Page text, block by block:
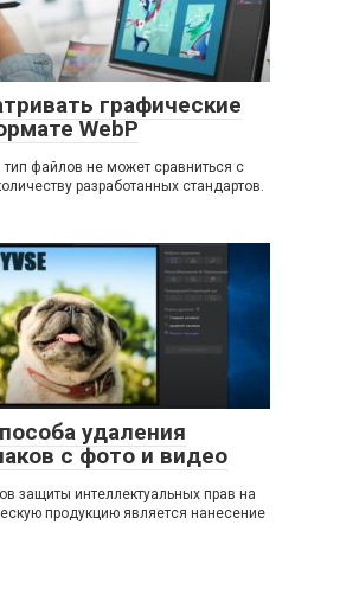
графические
WebP
файлов не может сравниться с
разработанных стандартов.
удаления
с фото и видео
защиты интеллектуальных прав на
продукцию является нанесение